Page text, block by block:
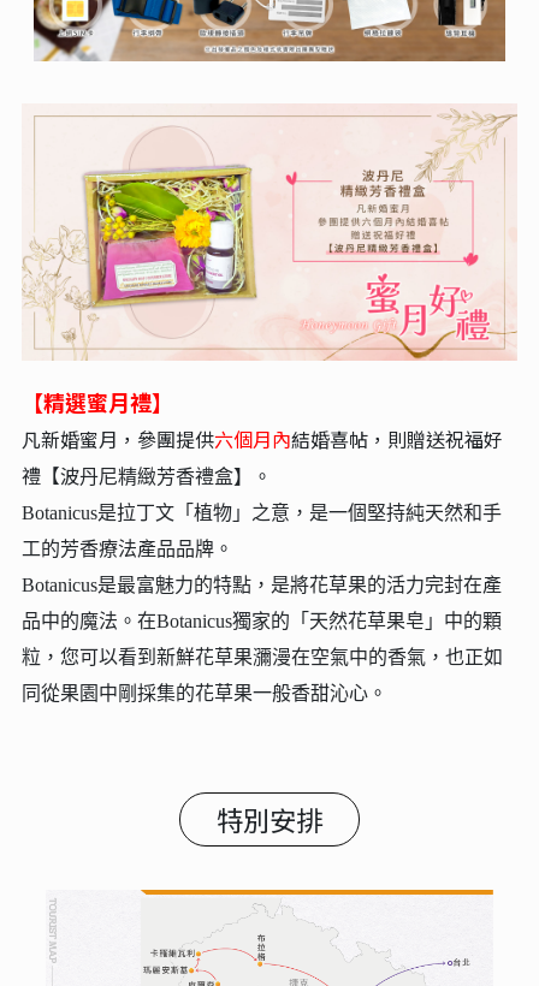
【精選蜜月禮】
凡新婚蜜月，參團提供六個月內結婚喜帖，則贈送祝福好
禮【波丹尼精緻芳香禮盒】。
Botanicus是拉丁文「植物」之意，是一個堅持純天然和手
工的芳香療法產品品牌。
Botanicus是最富魅力的特點，是將花草果的活力完封在產
品中的魔法。在Botanicus獨家的「天然花草果皂」中的顆
粒，您可以看到新鮮花草果瀰漫在空氣中的香氣，也正如
同從果園中剛採集的花草果一般香甜沁心。
特別安排